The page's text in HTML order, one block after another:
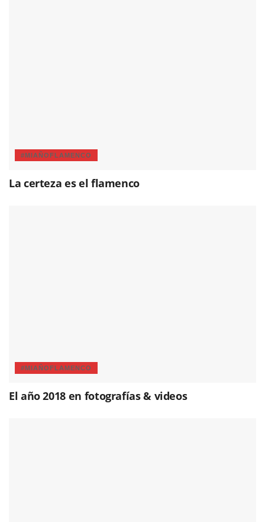
#MIAÑOFLAMENCO
La certeza es el flamenco
#MIAÑOFLAMENCO
El año 2018 en fotografías & videos